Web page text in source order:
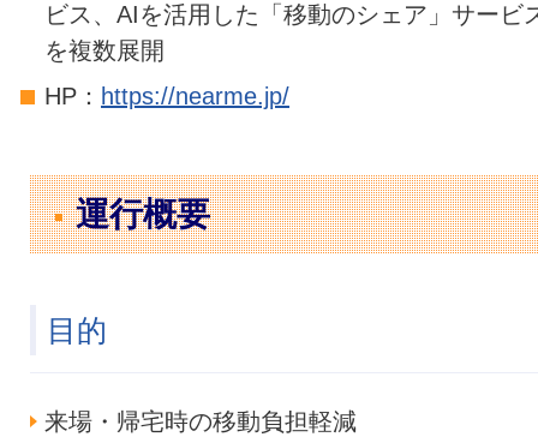
ビス、AIを活用した「移動のシェア」サービ
を複数展開
HP： https://nearme.jp/
運行概要
目的
来場・帰宅時の移動負担軽減